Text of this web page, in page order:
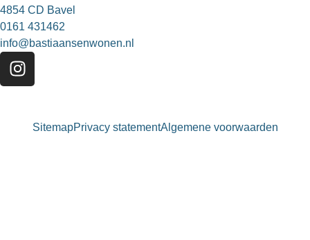
4854 CD Bavel
0161 431462
info@bastiaansenwonen.nl
SitemapPrivacy statementAlgemene voorwaarden